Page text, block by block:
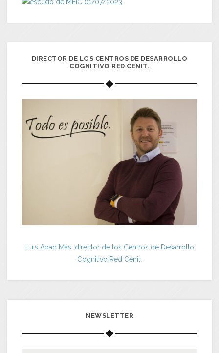
DIRECTOR DE LOS CENTROS DE DESARROLLO
COGNITIVO RED CENIT.
Luis Abad Más, director de los Centros de Desarrollo
Cognitivo Red Cenit.
NEWSLETTER